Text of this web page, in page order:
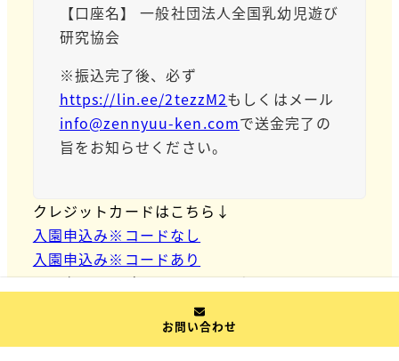
【口座名】 一般社団法人全国乳幼児遊び
研究協会
※振込完了後、必ず
https://lin.ee/2tezzM2もしくはメール
info@zennyuu-ken.comで送金完了の
旨をお知らせください。
クレジットカードはこちら↓
入園申込み※コードなし
入園申込み※コードあり
※現在、2025年10月(9月からお入りいただけま
す）から2026年4月までの月謝1,000円＋教材費
3,000円（コードありの方は、3,000円無料）
お問い合わせ